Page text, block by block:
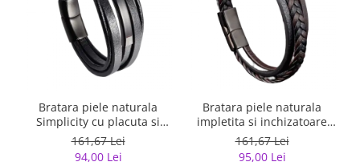
Bratara piele naturala
Simplicity cu placuta si
inchizatoare din inox
161,67 Lei
94,00 Lei
Bratara piele naturala
impletita si inchizatoare
din inox
161,67 Lei
95,00 Lei